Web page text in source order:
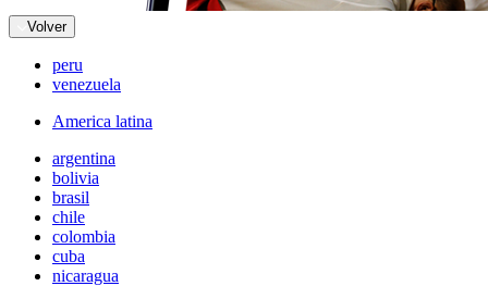
Volver
peru
venezuela
America latina
argentina
bolivia
brasil
chile
colombia
cuba
nicaragua